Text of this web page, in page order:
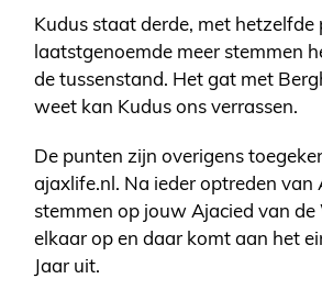
Kudus staat derde, met
laatstgenoemde meer stemmen
de tussenstand. Het gat met
weet kan Kudus ons verrassen.
De punten zijn overigens
ajaxlife.nl. Na ieder optreden van
stemmen op jouw Ajacied van
elkaar op en daar komt aan het
Jaar uit.